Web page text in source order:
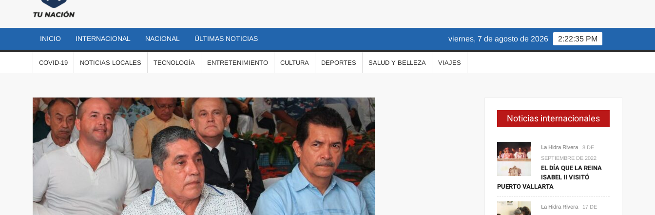
NACIÓN
más
importantes
al momento
INICIO INTERNACIONAL NACIONAL ÚLTIMAS NOTICIAS 2:22:36 PM
viernes, 7 de agosto de 2026
COVID-19 NOTICIAS LOCALES TECNOLOGÍA ENTRETENIMIENTO CULTURA DEPORTES SALUD Y BELLEZA VIAJES
Noticias internacionales
La Hidra Rivera
8 DE
SEPTIEMBRE DE 2022
EL DÍA QUE LA REINA
ISABEL II VISITÓ
PUERTO VALLARTA
La Hidra Rivera
17 DE